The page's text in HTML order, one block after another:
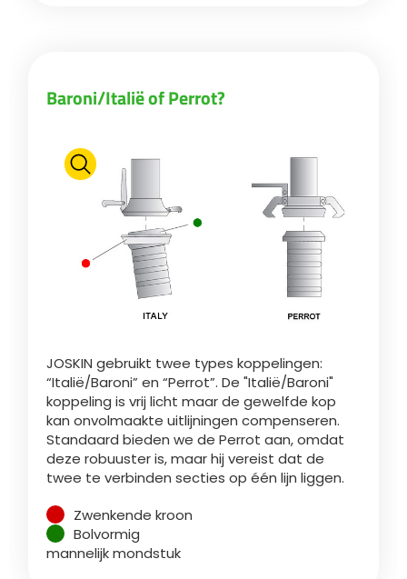
Baroni/Italië of Perrot?
JOSKIN gebruikt twee types koppelingen:
“Italië/Baroni” en “Perrot”. De "Italië/Baroni"
koppeling is vrij licht maar de gewelfde kop
kan onvolmaakte uitlijningen compenseren.
Standaard bieden we de Perrot aan, omdat
deze robuuster is, maar hij vereist dat de
twee te verbinden secties op één lijn liggen.
Zwenkende kroon
Bolvormig
mannelijk mondstuk